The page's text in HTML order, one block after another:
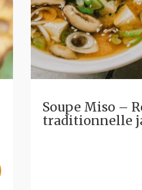
Soupe Miso –
traditionnelle